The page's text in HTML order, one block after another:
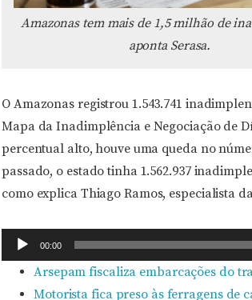
Amazonas tem mais de 1,5 milhão de
aponta Serasa.
O Amazonas registrou 1.543.741
Mapa da Inadimplência e Negociação de
percentual alto, houve uma queda no
passado, o estado tinha 1.562.937
como explica Thiago Ramos, especialista
Tocador
de
00:00
Arsepam fiscaliza embarcações do
Motorista fica preso às ferragens de